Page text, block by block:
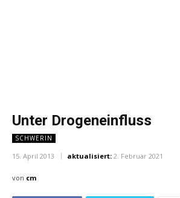
Unter Drogeneinfluss
SCHWERIN
15. April 2013 aktualisiert: 2. Februar 2021
von cm